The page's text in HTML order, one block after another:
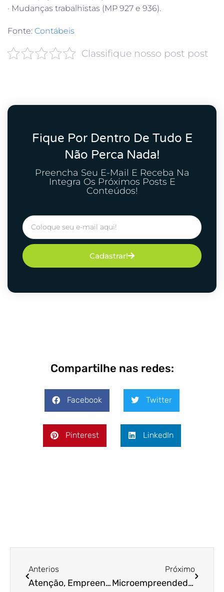
· Mudanças trabalhistas (MP 927 e 936).
Fonte: Contábeis
Classifique nosso post post
Fique Por Dentro De Tudo E
Não Perca Nada!
Preencha Seu E-Mail E Receba Na
Integra Os Próximos Posts E
Conteúdos!
Cadastrar!
Compartilhe nas redes:
Facebook Twitter
Pinterest LinkedIn
Anterios
Atenção, Empreendedor! Cuidado Ao Demitir Seu Colaborador Se Você Usou O Contrato De Estabilidade (MP 936)
Próximo
Microempreendedor, cuidado com o que faz fora do contrato!